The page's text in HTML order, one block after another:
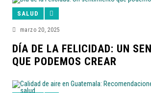
SALUD
marzo 20, 2025
DÍA DE LA FELICIDAD: UN
QUE PODEMOS CREAR